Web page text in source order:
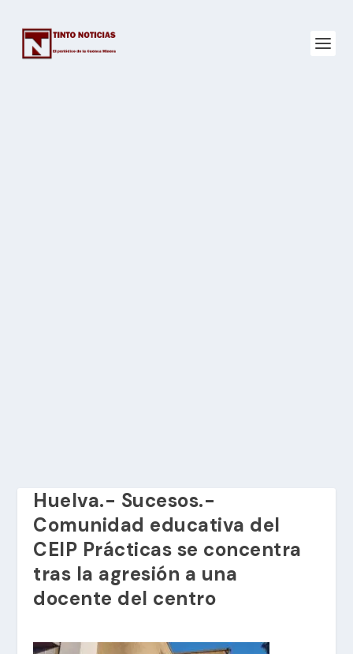
Huelva.- Sucesos.-
Comunidad educativa del
CEIP Prácticas se concentra
tras la agresión a una
docente del centro